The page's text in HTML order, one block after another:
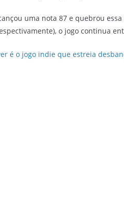
uma nota 87 e quebrou
o jogo continua
é o jogo indie que estreia